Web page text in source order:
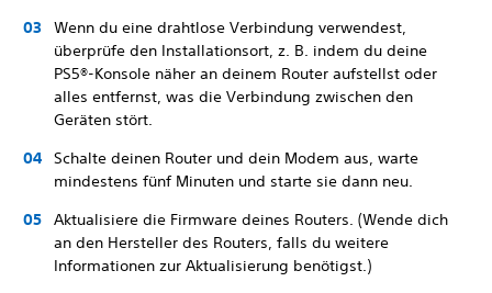
Wenn du eine drahtlose Verbindung verwendest,
überprüfe den Installationsort, z. B. indem du deine
PS5®-Konsole näher an deinem Router aufstellst oder
alles entfernst, was die Verbindung zwischen den
Geräten stört.
Schalte deinen Router und dein Modem aus, warte
mindestens fünf Minuten und starte sie dann neu.
Aktualisiere die Firmware deines Routers. (Wende dich
an den Hersteller des Routers, falls du weitere
Informationen zur Aktualisierung benötigst.)